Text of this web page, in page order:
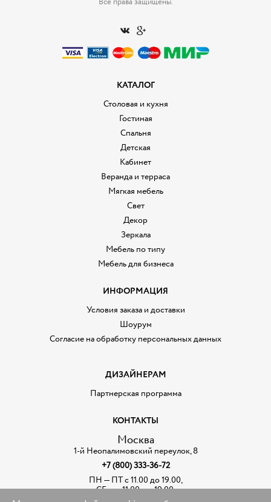
КАТАЛОГ
Столовая и кухня
Гостиная
Спальня
Детская
Кабинет
Веранда и терраса
Мягкая мебель
Свет
Декор
Зеркала
Мебель по типу
Мебель для бизнеса
ИНФОРМАЦИЯ
Условия заказа и доставки
Шоурум
Согласие на обработку персональных данных
ДИЗАЙНЕРАМ
Партнерская программа
КОНТАКТЫ
Москва
1-й Неопалимовский переулок, 8
+7 (800) 333-36-72
ПН — ПТ с 11.00 до 19.00,
СБ — с 11.00. до 19.00,
воскресенье — выходной